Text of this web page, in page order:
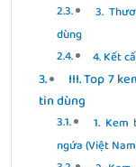
3.
dùng
4. Kết
III. Top 7
tin dùng
1.
ngứa (Việt